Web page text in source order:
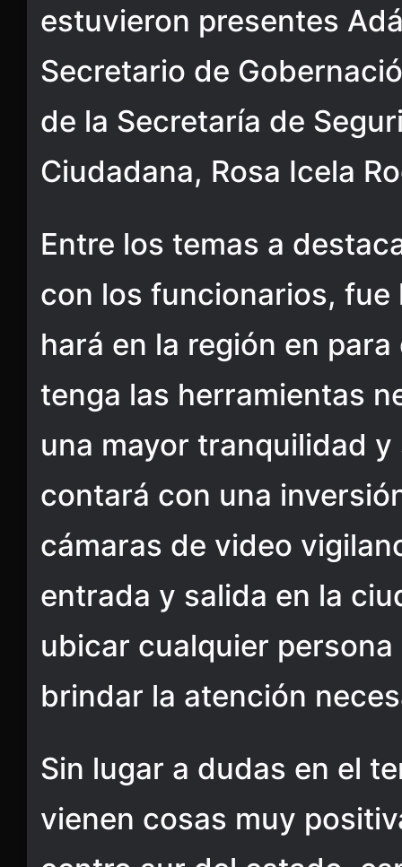
estuvieron presentes
Secretario de
de la Secretaría de
Ciudadana, Rosa Icela
Entre los temas a
con los funcionarios, fue
hará en la región en
tenga las herramientas
una mayor tranquilidad
contará con una
cámaras de video
entrada y salida en la
ubicar cualquier
brindar la atención
Sin lugar a dudas en el
vienen cosas muy